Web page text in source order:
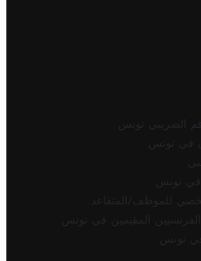
الضريبي تونس
في تونس
في تونس
للموظف/المتقاعد
المقيمين في تونس
تونس